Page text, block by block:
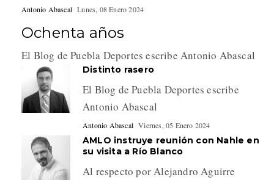
Antonio Abascal Lunes, 08 Enero 2024
Ochenta años
El Blog de Puebla Deportes escribe Antonio Abascal
Distinto rasero
El Blog de Puebla Deportes escribe
Antonio Abascal
Antonio Abascal Viernes, 05 Enero 2024
AMLO instruye reunión con Nahle en
su visita a Río Blanco
Al respecto por Alejandro Aguirre